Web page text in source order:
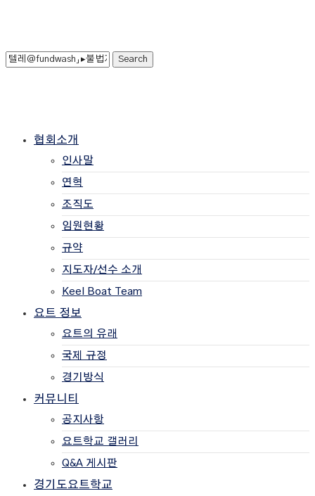
협회소개
인사말
연혁
조직도
임원현황
규약
지도자/선수 소개
Keel Boat Team
요트 정보
요트의 유래
국제 규정
경기방식
커뮤니티
공지사항
요트학교 갤러리
Q&A 게시판
경기도요트학교